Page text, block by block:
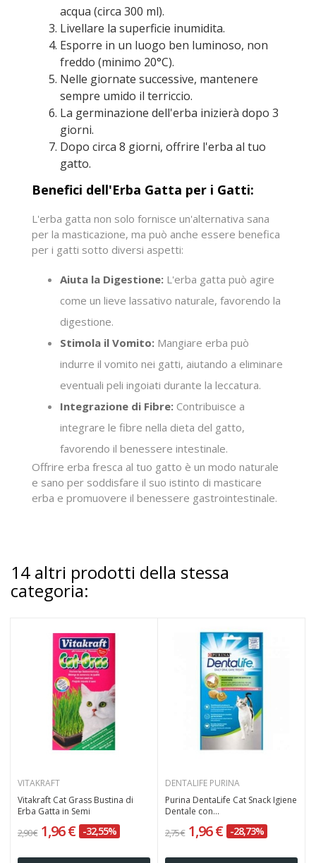
acqua (circa 300 ml).
Livellare la superficie inumidita.
Esporre in un luogo ben luminoso, non
freddo (minimo 20°C).
Nelle giornate successive, mantenere
sempre umido il terriccio.
La germinazione dell'erba inizierà dopo 3
giorni.
Dopo circa 8 giorni, offrire l'erba al tuo
gatto.
Benefici dell'Erba Gatta per i Gatti:
L'erba gatta non solo fornisce un'alternativa sana
per la masticazione, ma può anche essere benefica
per i gatti sotto diversi aspetti:
Aiuta la Digestione: L'erba gatta può agire
come un lieve lassativo naturale, favorendo la
digestione.
Stimola il Vomito: Mangiare erba può
indurre il vomito nei gatti, aiutando a eliminare
eventuali peli ingoiati durante la leccatura.
Integrazione di Fibre: Contribuisce a
integrare le fibre nella dieta del gatto,
favorendo il benessere intestinale.
Offrire erba fresca al tuo gatto è un modo naturale
e sano per soddisfare il suo istinto di masticare
erba e promuovere il benessere gastrointestinale.
14 altri prodotti della stessa
categoria:
VITAKRAFT
Vitakraft Cat Grass Bustina di
Erba Gatta in Semi
2,90 € 1,96 € -32,55%
DENTALIFE PURINA
Purina DentaLife Cat Snack Igiene
Dentale con...
2,75 € 1,96 € -28,73%